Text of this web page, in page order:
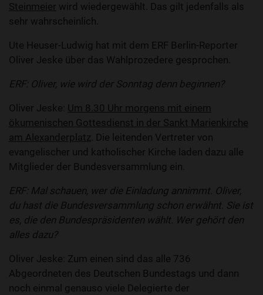
Steinmeier wird wiedergewählt. Das gilt jedenfalls als
sehr wahrscheinlich.
Ute Heuser-Ludwig hat mit dem ERF Berlin-Reporter
Oliver Jeske über das Wahlprozedere gesprochen.
ERF: Oliver, wie wird der Sonntag denn beginnen?
Oliver Jeske: Um 8.30 Uhr morgens mit einem
ökumenischen Gottesdienst in der Sankt Marienkirche
am Alexanderplatz Die leitenden Vertreter von
evangelischer und katholischer Kirche laden dazu alle
Mitglieder der Bundesversammlung ein.
ERF: Mal schauen, wer die Einladung annimmt. Oliver,
du hast die Bundesversammlung schon erwähnt. Sie ist
es, die den Bundespräsidenten wählt. Wer gehört den
alles dazu?
Oliver Jeske: Zum einen sind das alle 736
Abgeordneten des Deutschen Bundestags und dann
noch einmal genauso viele Delegierte der